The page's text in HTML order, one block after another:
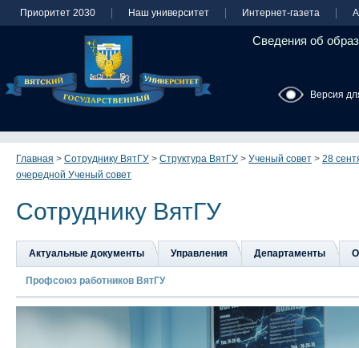
Приоритет 2030 Наш университет Интернет-газета
Сведения об
Версия
Главная > Сотруднику ВятГУ > Структура ВятГУ > Ученый совет > 28
очередной Ученый совет
Сотруднику ВятГУ
Актуальные документы Управления Департаменты
Профсоюз работников ВятГУ